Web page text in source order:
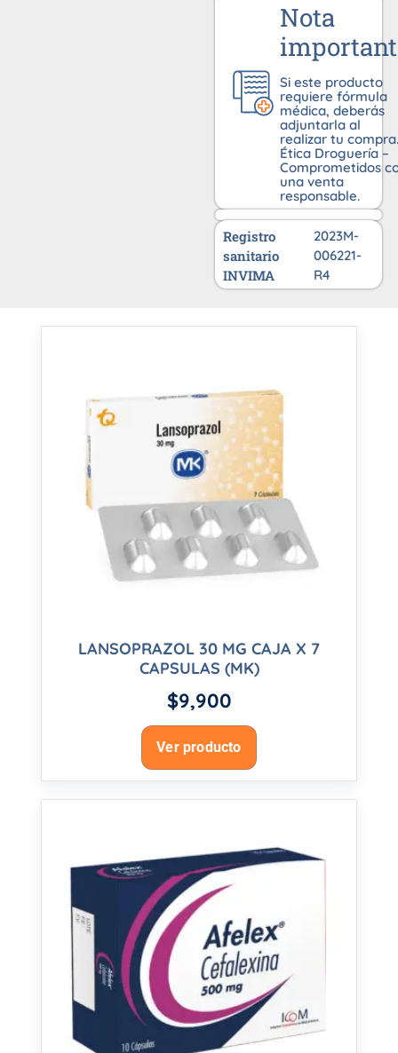
Nota
Si este producto
requiere fórmula
médica, deberás
adjuntarla al
realizar tu compra.
Ética Droguería –
Comprometidos
una venta
responsable.
Registro
sanitario
INVIMA
2023M-
006221-
R4
LANSOPRAZOL 30 MG CAJA X 7
CAPSULAS (MK)
$9,900
Ver producto